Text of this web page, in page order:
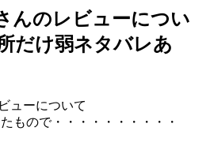
んのレビューについ
だけ弱ネタバレあ
ューについて
もので・・・・・・・・・・